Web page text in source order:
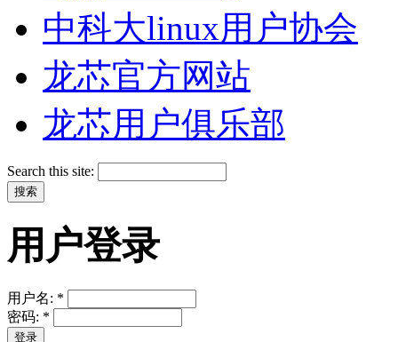
中科大linux用户协会
龙芯官方网站
龙芯用户俱乐部
Search this site:
用户登录
用户名: *
密码: *